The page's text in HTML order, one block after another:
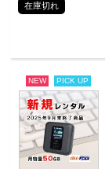
在庫切れ
NEW PICK UP